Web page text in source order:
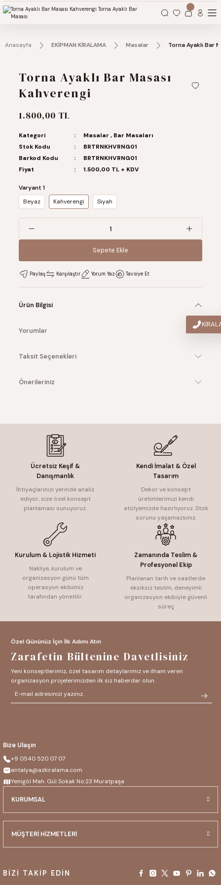
Organizasyonlarınız için tüm ihtiyaçlarınız burada.
Anasayfa EKİPMAN KİRALAMA Masalar Torna Ayaklı Bar
Torna Ayaklı Bar Masası
Kahverengi
1.800,00 TL
Kategori Masalar , Bar Masaları
Stok Kodu
BRTRNKHVRNG01
Barkod Kodu
BRTRNKHVRNG01
Fiyat
1.500,00 TL + KDV
Varyant 1
Beyaz
Kahverengi Siyah
Sepete Ekle
Sepete Ekle
Paylaş Karşılaştır Yorum Yaz Tavsiye Et
Ürün Bilgisi
Yorumlar
Taksit Seçenekleri
Önerileriniz
Ücretsiz Keşif &
Danışmanlık
İhtiyaçlarınızı yerinde analiz
ediyor, size özel konsept
planlaması sunuyoruz.
Kendi İmalat & Özel
Tasarım
Dekor ve konsept
üretimlerimizi kendi
atölyemizde hazırlıyoruz. Stok
sorunu yaşamazsınız.
Kurulum & Lojistik Hizmeti
Nakliye, kurulum ve
organizasyon günü tüm
operasyon ekibimiz
tarafından yönetilir.
Zamanında Teslim &
Profesyonel Ekip
Planlanan tarih ve saatlerde
eksiksiz teslim, deneyimli
organizasyon ekibiyle güvenli
süreç
Bize Ulaşın
+9 0540 520 07 07
antalya@azkiralama.com
Yenigöl Mah. Gül Sokak No:23 Muratpaşa
KURUMSAL
MÜŞTERİ HİZMETLERİ
BİZİ TAKİP EDİN
Özel Gününüz İçin İlk Adımı Atın
Zarafetin Bültenine Davetlisiniz
Yeni konseptlerimiz, özel tasarım detaylarımız ve ilham veren
organizasyon projelerimizden ilk siz haberdar olun.